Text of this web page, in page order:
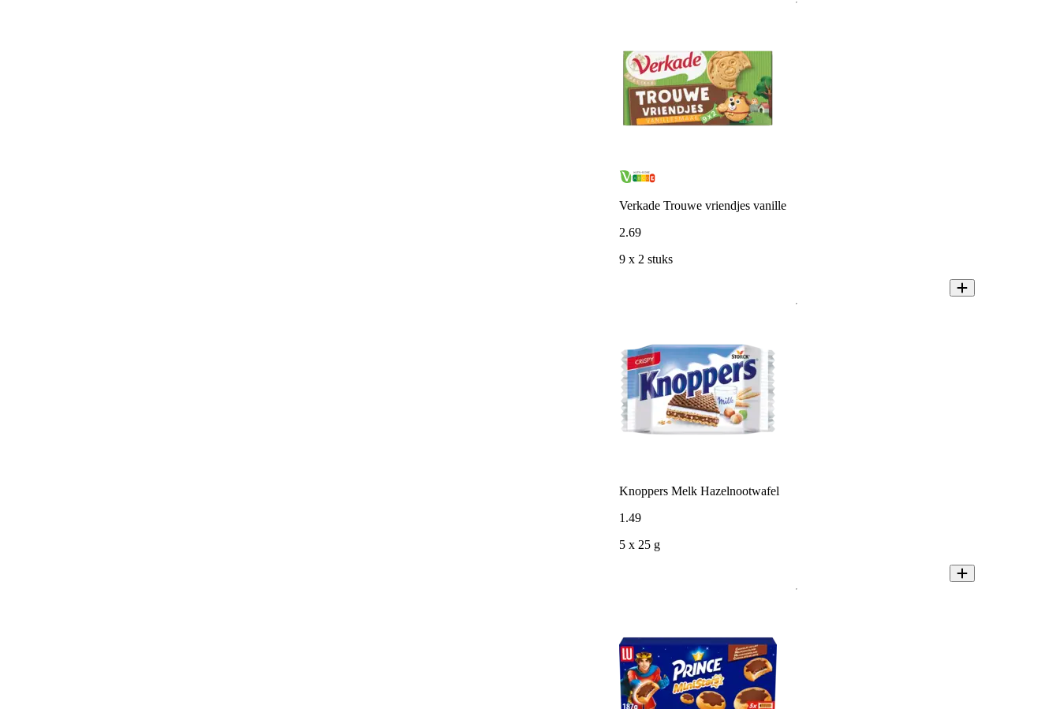
Verkade Trouwe vriendjes vanille
2.69
9 x 2 stuks
Knoppers Melk Hazelnootwafel
1 .49
5 x 25 g